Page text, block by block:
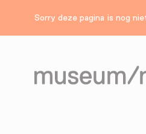
Sorry deze pagina is nog